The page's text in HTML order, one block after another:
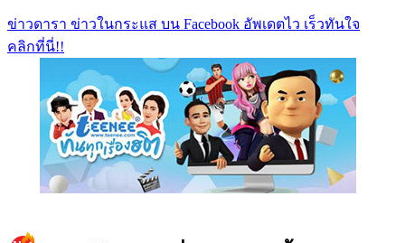
ข่าวดารา ข่าวในกระแส บน Facebook อัพเดตไว เร็วทันใจ
คลิกที่นี่!!